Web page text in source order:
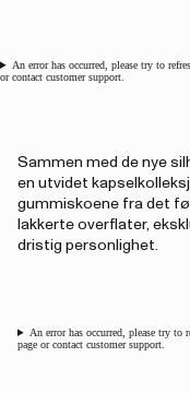
An error has occurred, please try to
or contact customer support.
Sammen med de nye
en utvidet
gummiskoene fra det
lakkerte overflater,
dristig personlighet.
An error has occurred, please try to
page or contact customer support.